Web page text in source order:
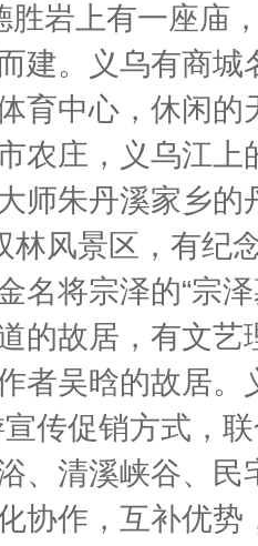
上有一座庙，
建。义乌有商
育中心，休闲
农庄，义乌江
师朱丹溪家乡
风景区，有纪
名将宗泽的“宗
的故居，有文
者吴晗的故居。
宣传促销方式，
、清溪峡谷、
协作，互补优